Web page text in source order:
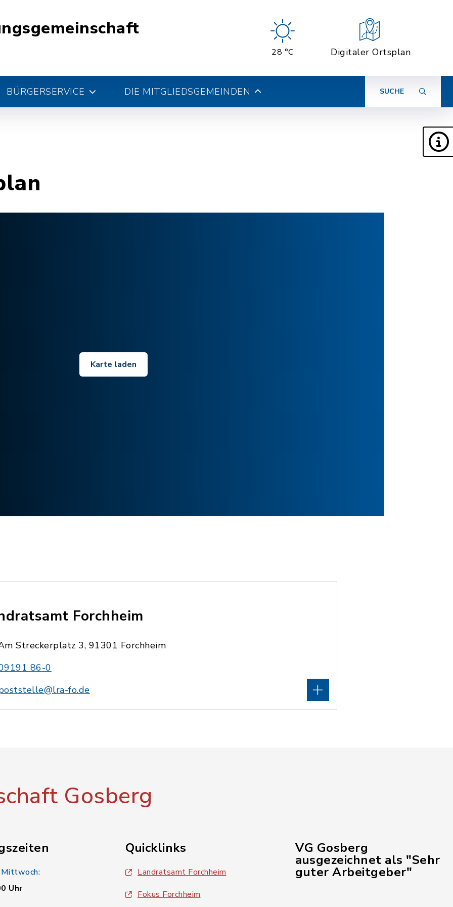
28 °C Digitaler Ortsplan
BÜRGERSERVICE DIE MITGLIEDSGEMEINDEN SUCHE
Karte laden
Forchheim
Streckerplatz 3, 91301 Forchheim
86-0
fo.de
Gosberg
Uhr
Quicklinks
Landratsamt Forchheim
Fokus Forchheim
VG Gosberg
ausgezeichnet als "Sehr
guter Arbeitgeber"